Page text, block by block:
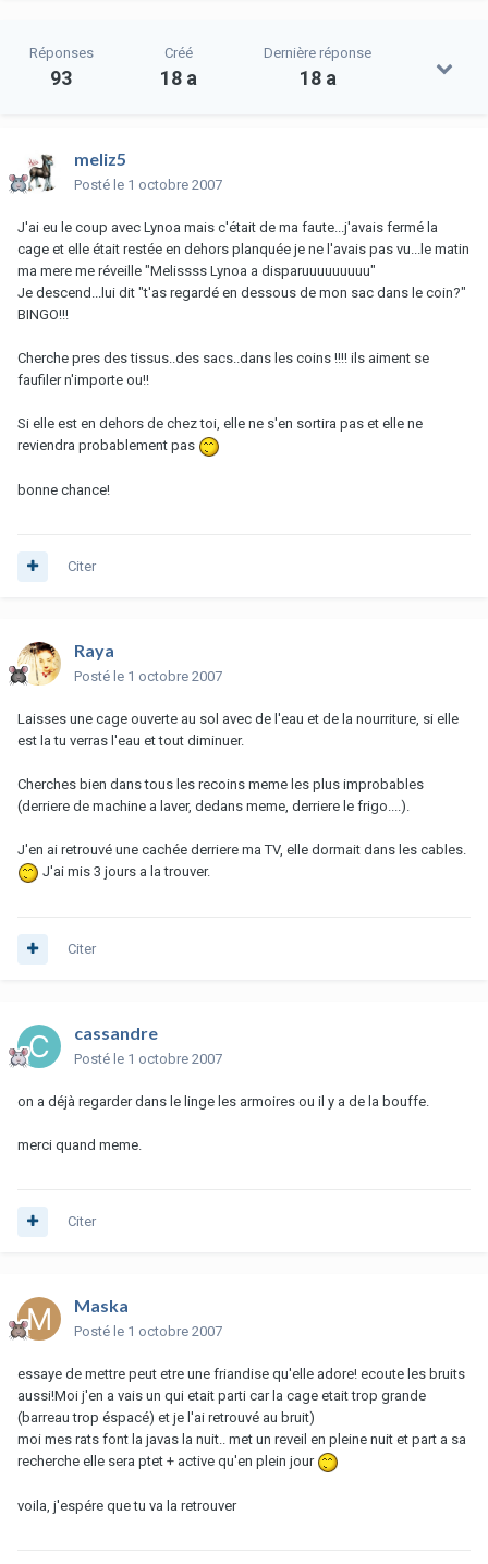
Réponses
93
Créé
18 a
Dernière réponse
18 a
meliz5
Posté le 1 octobre 2007
J'ai eu le coup avec Lynoa mais c'était de ma faute...j'avais fermé la
cage et elle était restée en dehors planquée je ne l'avais pas vu...le matin
ma mere me réveille "Melissss Lynoa a disparuuuuuuuuu"
Je descend...lui dit "t'as regardé en dessous de mon sac dans le coin?"
BINGO!!!
Cherche pres des tissus..des sacs..dans les coins !!!! ils aiment se
faufiler n'importe ou!!
Si elle est en dehors de chez toi, elle ne s'en sortira pas et elle ne
reviendra probablement pas
bonne chance!
Citer
Raya
Posté le 1 octobre 2007
Laisses une cage ouverte au sol avec de l'eau et de la nourriture, si elle
est la tu verras l'eau et tout diminuer.
Cherches bien dans tous les recoins meme les plus improbables
(derriere de machine a laver, dedans meme, derriere le frigo....).
J'en ai retrouvé une cachée derriere ma TV, elle dormait dans les cables.
J'ai mis 3 jours a la trouver.
Citer
cassandre
Posté le 1 octobre 2007
on a déjà regarder dans le linge les armoires ou il y a de la bouffe.
merci quand meme.
Citer
Maska
Posté le 1 octobre 2007
essaye de mettre peut etre une friandise qu'elle adore! ecoute les bruits
aussi!Moi j'en a vais un qui etait parti car la cage etait trop grande
(barreau trop éspacé) et je l'ai retrouvé au bruit)
moi mes rats font la javas la nuit.. met un reveil en pleine nuit et part a sa
recherche elle sera ptet + active qu'en plein jour
voila, j'espére que tu va la retrouver